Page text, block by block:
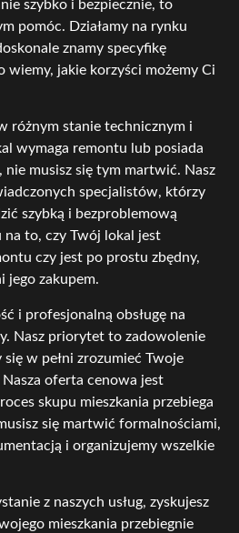
szybko i bezpiecznie, to
pomóc. Działamy na rynku
znamy specyfikę
wiemy, jakie korzyści możemy Ci
różnym stanie technicznym i
wymaga remontu lub posiada
nie musisz się tym martwić. Nasz
specjalistów, którzy
szybką i bezproblemową
na to, czy Twój lokal jest
czy jest po prostu zbędny,
jego zakupem.
i profesjonalną obsługę na
Nasz priorytet to zadowolenie
w pełni zrozumieć Twoje
oferta cenowa jest
skupu mieszkania przebiega
się martwić formalnościami,
i organizujemy wszelkie
z naszych usług, zyskujesz
mieszkania przebiegnie